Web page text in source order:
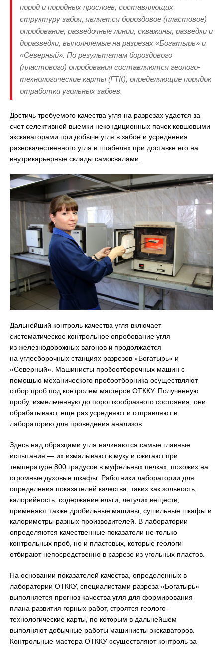
пород и породных прослоев, составляющих
структуру забоя, является бороздовое (пластовое)
опробование, разведочные линии, скважины, разведки и
доразведки, выполняемые на разрезах «Богатырь» и
«Северный». По результатам бороздового
(пластового) опробования составляются геолого-
технологические карты (ГТК), определяющие порядок
отработки угольных забоев.
Достичь требуемого качества угля на разрезах удается за
счет селективной выемки некондиционных пачек ковшовыми
экскаваторами при добыче угля в забое и усреднения
разнокачественного угля в штабелях при доставке его на
внутрикарьерные склады самосвалами.
Дальнейший контроль качества угля включает
систематическое контрольное опробование угля
из железнодорожных вагонов и продолжается
на углесборочных станциях разрезов «Богатырь» и
«Северный». Машинисты пробоотборочных машин с
помощью механического пробоотборника осуществляют
отбор проб под контролем мастеров ОТККУ. Полученную
пробу, измельченную до порошкообразного состояния, они
обрабатывают, еще раз усредняют и отправляют в
лабораторию для проведения анализов.
Здесь над образцами угля начинаются самые главные
испытания — их измалывают в муку и сжигают при
температуре 800 градусов в муфельных печках, похожих на
огромные духовые шкафы. Работники лаборатории для
определения показателей качества, таких как зольность,
калорийность, содержание влаги, летучих веществ,
применяют также дробильные машины, сушильные шкафы и
калориметры разных производителей. В лаборатории
определяются качественные показатели не только
контрольных проб, но и пластовых, которые геологи
отбирают непосредственно в разрезе из угольных пластов.
На основании показателей качества, определенных в
лаборатории ОТККУ, специалистами разреза «Богатырь»
выполняется прогноз качества угля для формирования
плана развития горных работ, строятся геолого-
технологические карты, по которым в дальнейшем
выполняют добычные работы машинисты экскаваторов.
Контрольные мастера ОТККУ осуществляют контроль за